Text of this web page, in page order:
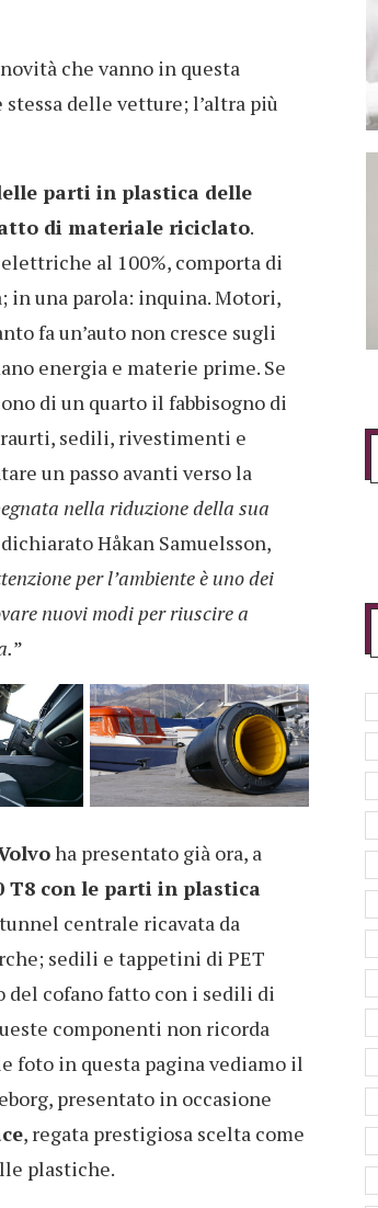
che vanno in questa
delle vetture; l’altra più
parti in plastica delle
di materiale riciclato.
al 100%, comporta di
in una parola: inquina. Motori,
fa un’auto non cresce sugli
energia e materie prime. Se
di un quarto il fabbisogno di
sedili, rivestimenti e
un passo avanti verso la
nella riduzione della sua
Håkan Samuelsson,
per l’ambiente è uno dei
nuovi modi per riuscire a
”
ha presentato già ora, a
T8 con le parti in plastica
centrale ricavata da
sedili e tappetini di PET
cofano fatto con i sedili di
componenti non ricorda
foto in questa pagina vediamo il
presentato in occasione
, regata prestigiosa scelta come
plastiche.